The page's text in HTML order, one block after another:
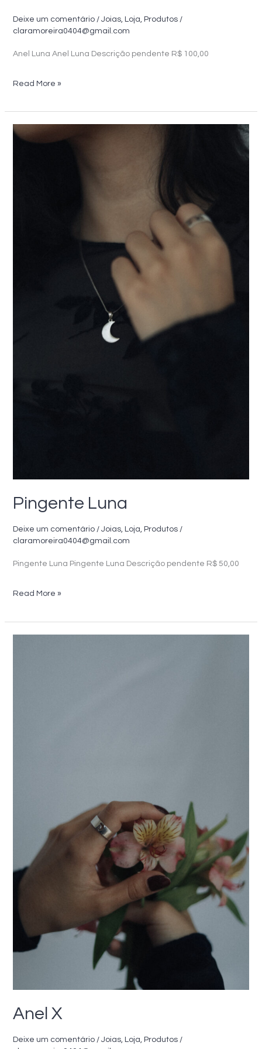
Deixe um comentário / Joias, Loja, Produtos/
claramoreira0404@gmail.com
Anel Luna Anel Luna Descrição pendente R$ 100,00
Anel
Read More »
Pingente Luna
Deixe um comentário / Joias, Loja, Produtos/
claramoreira0404@gmail.com
Pingente Luna Pingente Luna Descrição pendente R$ 50,00
Pingente
Read More »
Anel X
Deixe um comentário / Joias, Loja, Produtos/